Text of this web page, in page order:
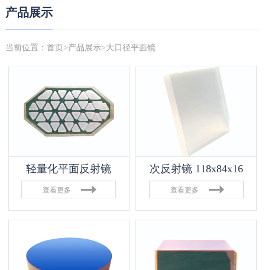
产品展示
当前位置： 首页 >产品展示>大口径平面镜
轻量化平面反射镜
查看更多
次反射镜 118x84x16
查看更多